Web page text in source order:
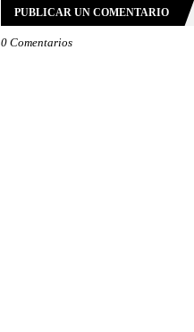
PUBLICAR UN COMENTARIO
0 Comentarios